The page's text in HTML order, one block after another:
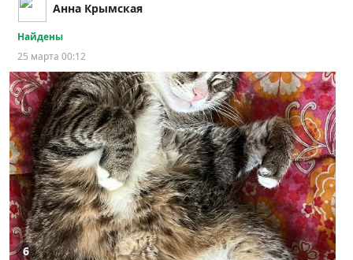
Анна Крымская
Найдены
25 марта 00:12
6